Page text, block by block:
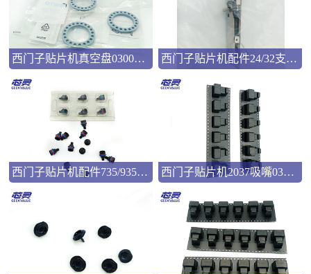
西门子贴片机真空盘03008286 西门子贴片机配件24/32支撑弹片00322181
西门子贴片机配件735/935吸嘴00346524 西门子贴片机2037吸嘴03057033